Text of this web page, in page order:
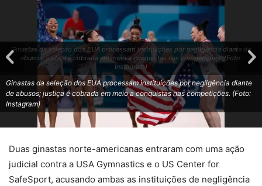
Ginastas da seleção dos EUA processam instituições por negligência diante de
abusos; justiça é cobrada em meio a conquistas nas competições. (Foto:
Instagram)
Ginastas da seleção dos EUA processam instituições por negligência diante
de abusos; justiça é cobrada em meio a conquistas nas competições. (Foto:
Instagram)
Duas ginastas norte-americanas entraram com uma ação
judicial contra a USA Gymnastics e o US Center for
SafeSport, acusando ambas as instituições de negligência